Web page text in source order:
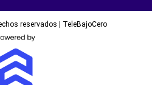
reservados | TeleBajoCero